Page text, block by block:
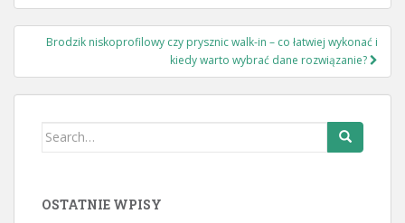
Brodzik niskoprofilowy czy prysznic walk-in – co łatwiej wykonać i
kiedy warto wybrać dane rozwiązanie?
Search
OSTATNIE WPISY